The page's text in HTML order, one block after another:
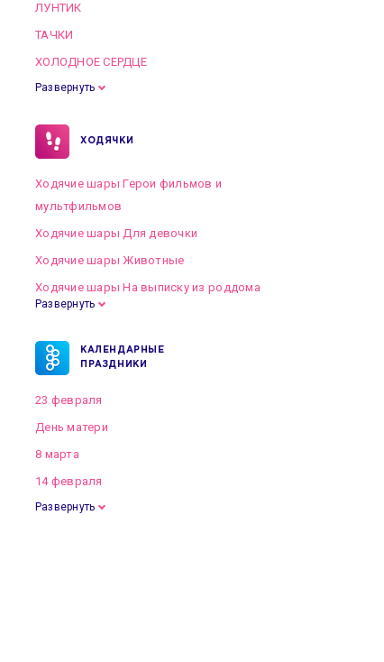
ЛУНТИК
ТАЧКИ
ХОЛОДНОЕ СЕРДЦЕ
Развернуть
ХОДЯЧКИ
Ходячие шары Герои фильмов и
мультфильмов
Ходячие шары Для девочки
Ходячие шары Животные
Ходячие шары На выписку из роддома
Развернуть
КАЛЕНДАРНЫЕ
ПРАЗДНИКИ
23 февраля
День матери
8 марта
14 февраля
Развернуть